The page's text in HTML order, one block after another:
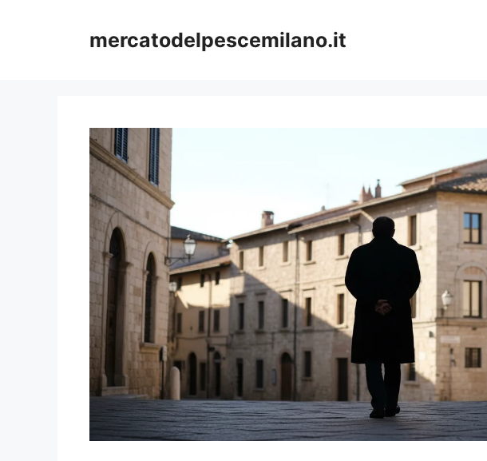
mercatodelpescemilano.it